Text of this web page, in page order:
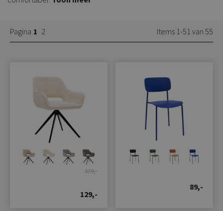
Pagina 1 2 Items 1-51 van 55
179,-
129,-
89,-